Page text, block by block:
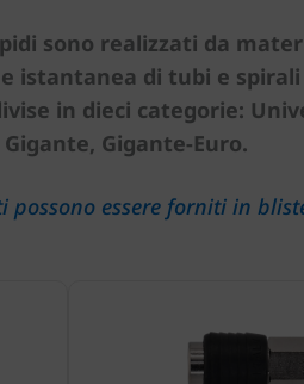
sono realizzati da
istantanea di tubi e
in dieci categorie:
Gigante-Euro.
essere forniti in